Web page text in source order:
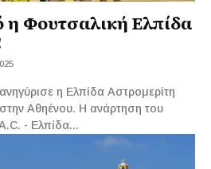
η Φουτσαλική Ελπίδα
η Ελπίδα Αστρομερίτη
H ανάρτηση του
A.C. - Ελπίδα...